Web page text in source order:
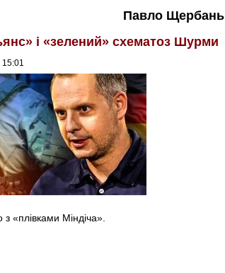
Павло Щербань
і «зелений» схематоз Шурми
з «плівками Міндіча».